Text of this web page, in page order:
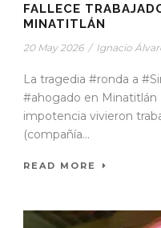
FALLECE
MINATITLÁN
20 May 2026 / Ignacio
La tragedia #ronda a
#ahogado en Minatitlán
impotencia vivieron
(compañía...
READ MORE